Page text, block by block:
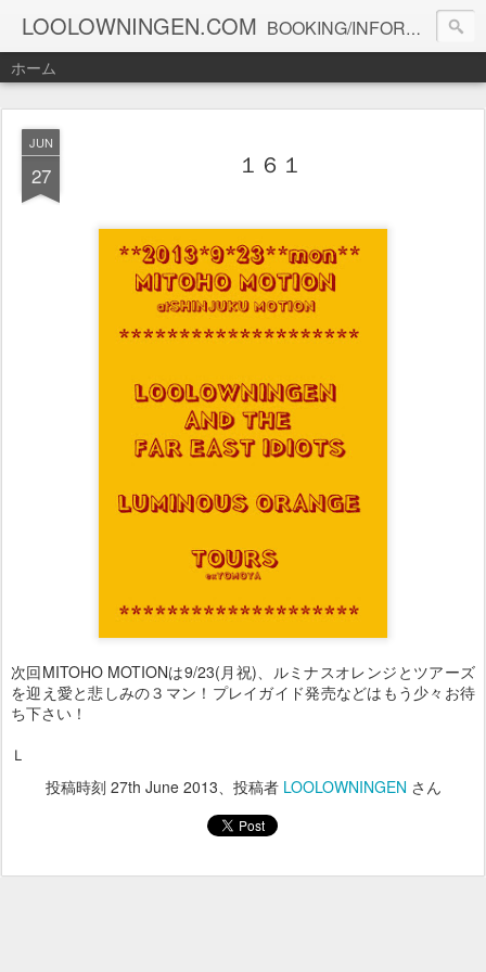
LOOLOWNINGEN.COM BOOKING/INFORMATION info@loolowningen.com
ホーム
JUN
27 １６１
次回MITOHO MOTIONは9/23(月祝)、ルミナスオレンジとツアーズ
を迎え愛と悲しみの３マン！プレイガイド発売などはもう少々お待
ち下さい！
Ｌ
投稿時刻 27th June 2013、投稿者 LOOLOWNINGEN さん